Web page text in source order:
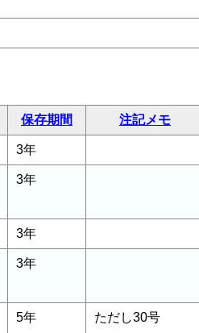
保存期間 注記メモ
3年
3年
3年
3年
5年
ただし30号